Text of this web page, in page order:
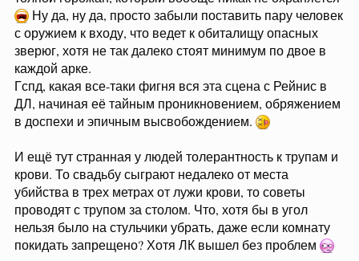
Ну да, ну да, просто забыли поставить пару человек
с оружием к входу, что ведет к обиталищу опасных
зверюг, хотя не так далеко стоят минимум по двое в
каждой арке.
Гспд, какая все-таки фигня вся эта сцена с Рейнис в
ДЛ, начиная её тайным проникновением, обряжением
в доспехи и эпичным высвобождением.
И ещё тут странная у людей толерантность к трупам и
крови. То свадьбу сыграют недалеко от места
убийства в трех метрах от лужи крови, то советы
проводят с трупом за столом. Что, хотя бы в угол
нельзя было на стульчики убрать, даже если комнату
покидать запрещено? Хотя ЛК вышел без проблем